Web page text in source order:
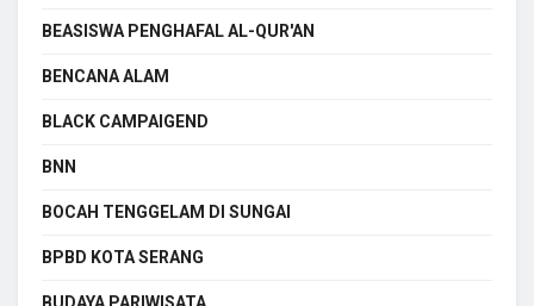
BEASISWA PENGHAFAL AL-QUR'AN
BENCANA ALAM
BLACK CAMPAIGEND
BNN
BOCAH TENGGELAM DI SUNGAI
BPBD KOTA SERANG
BUDAYA PARIWISATA